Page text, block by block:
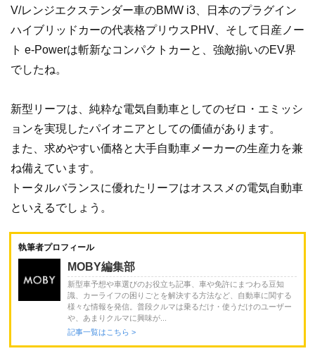
V/レンジエクステンダー車のBMW i3、日本のプラグイン
ハイブリッドカーの代表格プリウスPHV、そして日産ノー
ト e-Powerは斬新なコンパクトカーと、強敵揃いのEV界
でしたね。
新型リーフは、純粋な電気自動車としてのゼロ・エミッシ
ョンを実現したパイオニアとしての価値があります。
また、求めやすい価格と大手自動車メーカーの生産力を兼
ね備えています。
トータルバランスに優れたリーフはオススメの電気自動車
といえるでしょう。
執筆者プロフィール
MOBY編集部
新型車予想や車選びのお役立ち記事、車や免許にまつわる豆知
識、カーライフの困りごとを解決する方法など、自動車に関する
様々な情報を発信。普段クルマは乗るだけ・使うだけのユーザー
や、あまりクルマに興味が...
記事一覧はこちら >